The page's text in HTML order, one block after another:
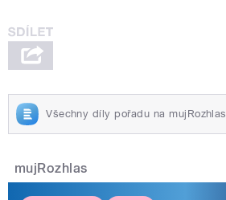
Všechny díly pořadu na mujRozhlas
mujRozhlas